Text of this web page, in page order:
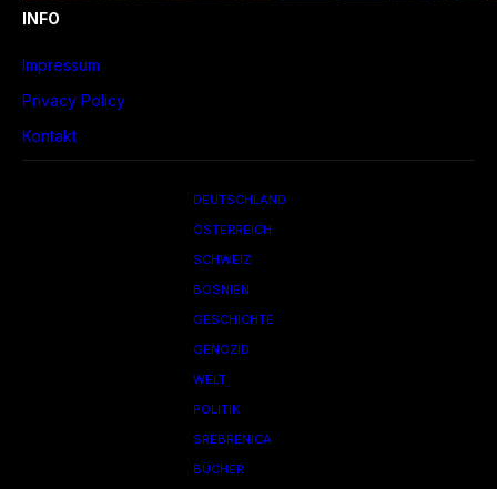
INFO
Impressum
Privacy Policy
Kontakt
DEUTSCHLAND
ÖSTERREICH
SCHWEIZ
BOSNIEN
GESCHICHTE
GENOZID
WELT
POLITIK
SREBRENICA
BÜCHER